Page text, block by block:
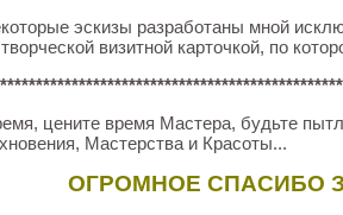
эскизы разработаны мной
визитной карточкой, по
цените время Мастера, будьте
Мастерства и Красоты...
ОГРОМНОЕ СПАСИБО